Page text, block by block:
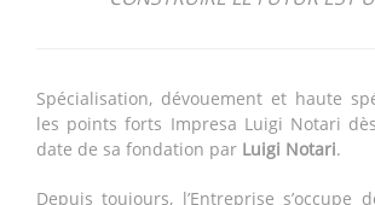
Spécialisation, dévouement et haute
les points forts Impresa Luigi Notari
date de sa fondation par Luigi Notari.
Depuis toujours, l’Entreprise s’occupe